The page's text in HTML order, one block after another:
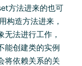
方法进来的也可
构造方法进来，
法进行工作，
能创建类的实例
将依赖关系的关